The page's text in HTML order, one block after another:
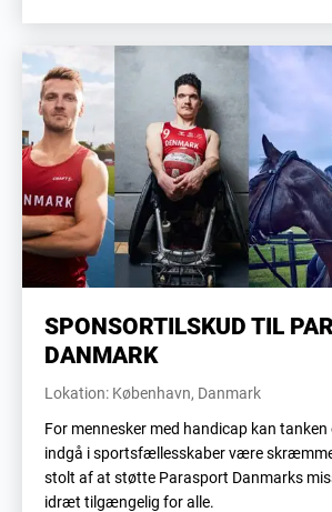
SPONSORTILSKUD TIL
DANMARK
Lokation: København, Danmark
For mennesker med handicap kan
indgå i sportsfællesskaber være
stolt af at støtte Parasport Danmarks
idræt tilgængelig for alle.